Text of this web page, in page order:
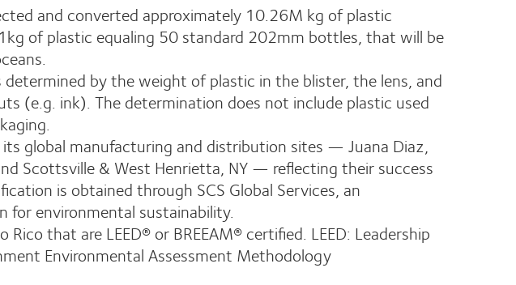
and converted approximately 10.26M kg of plastic
of plastic equaling 50 standard 202mm bottles, that will be
by the weight of plastic in the blister, the lens, and
(e.g. ink). The determination does not include plastic used
global manufacturing and distribution sites — Juana Diaz,
Scottsville & West Henrietta, NY — reflecting their success
is obtained through SCS Global Services, an
environmental sustainability.
that are LEED® or BREEAM® certified. LEED: Leadership
Environmental Assessment Methodology